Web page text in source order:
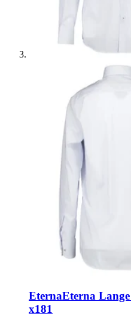
EternaEterna
x181